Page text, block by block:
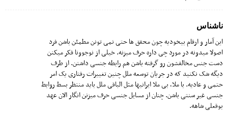
ناشناس
این آمار و ارقام بیخودیه چون محقق ها حتی نمی تونن مطمئن باشن فرد
اصولا میدونه در مورد چی داره حرف میزنه. خیلی از نوجوونا فکر میکنن
دست جنس مخالفشون رو گرفته باشن هم رابطه جنسی داشتن. از طرف
دیگه شک نکنید که در جریان توسعه ملل چنین تغییرات رفتاری یک امر
حتمی و عادیه. با ملا، بی ملا ایرانیها مثل الباقی ملل باید منتظر بسط روابط
جنسی غیر سنتی باشن. چنان از مسایل جنسی حرف میزنن انگار الان عهد
بوقعلی شاهه.